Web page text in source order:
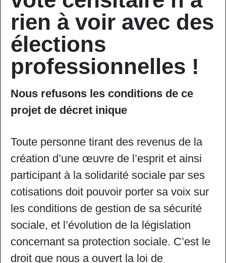
rien à voir avec des
élections
professionnelles !
Nous refusons les conditions de ce
projet de décret inique
Toute personne tirant des revenus de la
création d’une œuvre de l’esprit et ainsi
participant à la solidarité sociale par ses
cotisations doit pouvoir porter sa voix sur
les conditions de gestion de sa sécurité
sociale, et l’évolution de la législation
concernant sa protection sociale. C’est le
droit que nous a ouvert la loi de